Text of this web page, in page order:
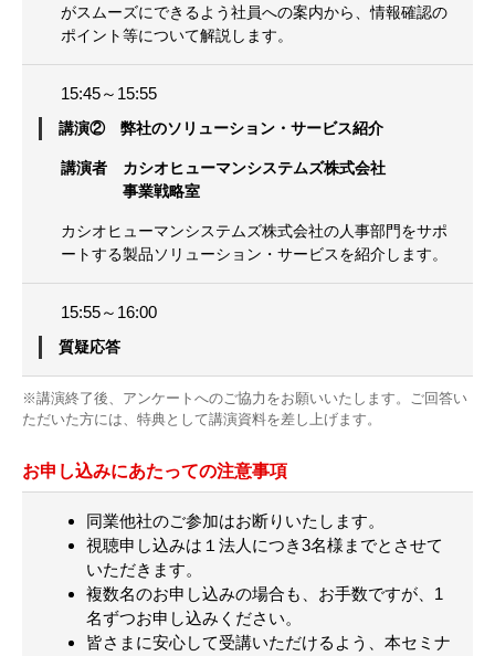
がスムーズにできるよう社員への案内から、情報確認の
ポイント等について解説します。
15:45～15:55
講演② 弊社のソリューション・サービス紹介
講演者 カシオヒューマンシステムズ株式会社
事業戦略室
カシオヒューマンシステムズ株式会社の人事部門をサポ
ートする製品ソリューション・サービスを紹介します。
15:55～16:00
質疑応答
※講演終了後、アンケートへのご協力をお願いいたします。ご回答い
ただいた方には、特典として講演資料を差し上げます。
お申し込みにあたっての注意事項
同業他社のご参加はお断りいたします。
視聴申し込みは１法人につき3名様までとさせて
いただきます。
複数名のお申し込みの場合も、お手数ですが、1
名ずつお申し込みください。
皆さまに安心して受講いただけるよう、本セミナ